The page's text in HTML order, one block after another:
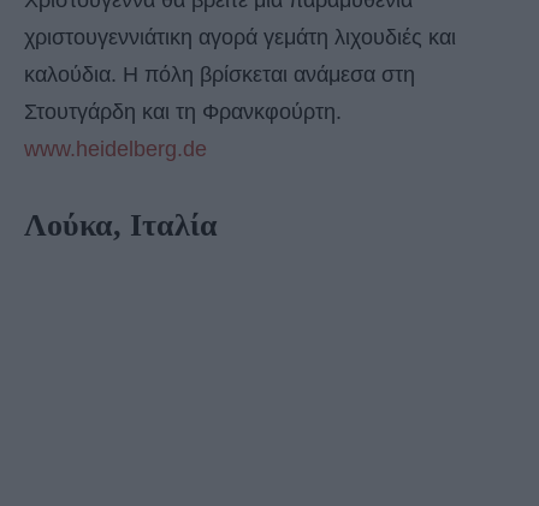
χριστουγεννιάτικη αγορά γεμάτη λιχουδιές και
καλούδια. Η πόλη βρίσκεται ανάμεσα στη
Στουτγάρδη και τη Φρανκφούρτη.
www.heidelberg.de
Λούκα, Ιταλία